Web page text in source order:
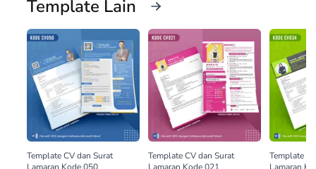
Template Lain
Template CV dan Surat
Lamaran Kode 050
Template CV dan Surat
Lamaran Kode 021
Template
Lamaran